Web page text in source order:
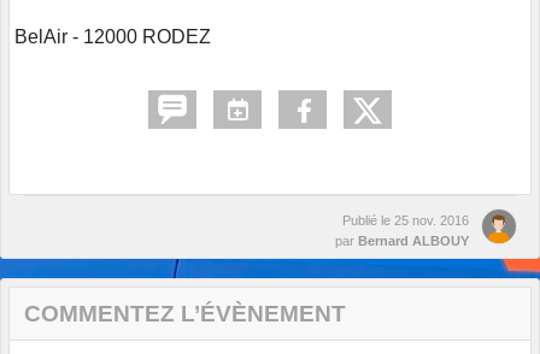
BelAir - 12000 RODEZ
Publié le 25 nov. 2016
par Bernard ALBOUY
COMMENTEZ L’ÉVÈNEMENT